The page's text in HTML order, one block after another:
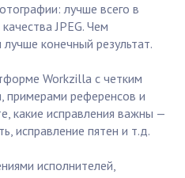
лучше всего в
JPEG. Чем
конечный результат.
Workzilla с четким
примерами референсов и
какие исправления важны —
исправление пятен и т.д.
исполнителей,